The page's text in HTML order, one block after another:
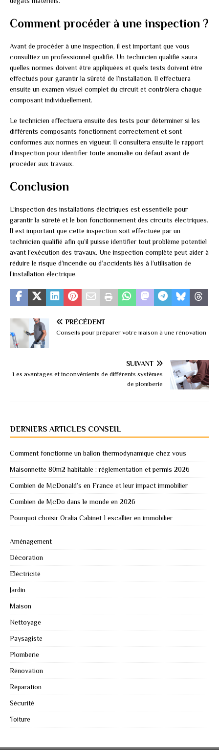
Comment procéder à une inspection ?
Avant de procéder à une inspection, il est important que vous
consultiez un professionnel qualifié. Un technicien qualifié saura
quelles normes doivent être appliquées et quels tests doivent être
effectués pour garantir la sûreté de l’installation. Il effectuera
ensuite un examen visuel complet du circuit et contrôlera chaque
composant individuellement.
Le technicien effectuera ensuite des tests pour déterminer si les
différents composants fonctionnent correctement et sont
conformes aux normes en vigueur. Il consultera ensuite le rapport
d’inspection pour identifier toute anomalie ou défaut avant de
procéder aux travaux.
Conclusion
L’inspection des installations électriques est essentielle pour
garantir la sûreté et le bon fonctionnement des circuits électriques.
Il est important que cette inspection soit effectuée par un
technicien qualifié afin qu’il puisse identifier tout problème potentiel
avant l’exécution des travaux. Une inspection complète peut aider à
réduire le risque d’incendie ou d’accidents liés à l’utilisation de
l’installation électrique.
PRÉCÉDENT
Conseils pour préparer votre maison à une rénovation
SUIVANT
Les avantages et inconvénients de différents systèmes
de plomberie
DERNIERS ARTICLES CONSEIL
Comment fonctionne un ballon thermodynamique chez vous
Maisonnette 80m2 habitable : réglementation et permis 2026
Combien de McDonald’s en France et leur impact immobilier
Combien de McDo dans le monde en 2026
Pourquoi choisir Oralia Cabinet Lescallier en immobilier
Aménagement
Décoration
Eléctricité
Jardin
Maison
Nettoyage
Paysagiste
Plomberie
Rénovation
Réparation
Sécurité
Toiture